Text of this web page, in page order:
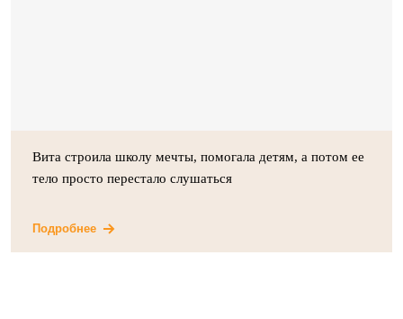
Вита строила школу мечты, помогала детям, а потом ее
тело просто перестало слушаться
Подробнее